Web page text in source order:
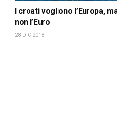
I croati vogliono l’Europa, ma
non l’Euro
28 DIC 2018